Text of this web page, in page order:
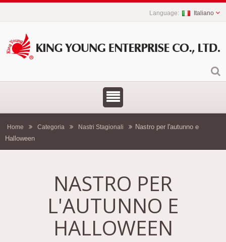
Italiano
Home Categoria Nastri Stagionali
Nastro per l'autunno e
Halloween
NASTRO PER
L'AUTUNNO E
HALLOWEEN